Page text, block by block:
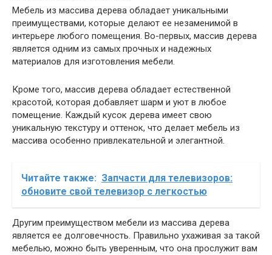
Мебель из массива дерева обладает уникальными
преимуществами, которые делают ее незаменимой в
интерьере любого помещения. Во-первых, массив дерева
является одним из самых прочных и надежных
материалов для изготовления мебели.
Кроме того, массив дерева обладает естественной
красотой, которая добавляет шарм и уют в любое
помещение. Каждый кусок дерева имеет свою
уникальную текстуру и оттенок, что делает мебель из
массива особенно привлекательной и элегантной.
Читайте также: Запчасти для телевизоров:
обновите свой телевизор с легкостью
Другим преимуществом мебели из массива дерева
является ее долговечность. Правильно ухаживая за такой
мебелью, можно быть уверенным, что она прослужит вам